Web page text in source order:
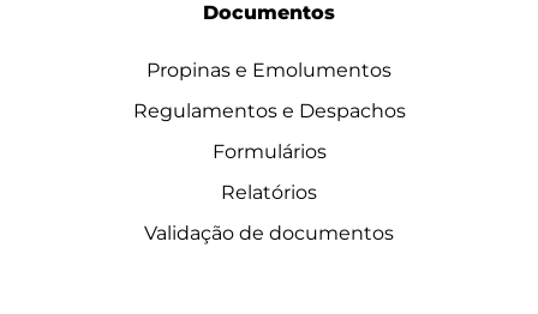
Documentos
Propinas e Emolumentos
Regulamentos e Despachos
Formulários
Relatórios
Validação de documentos